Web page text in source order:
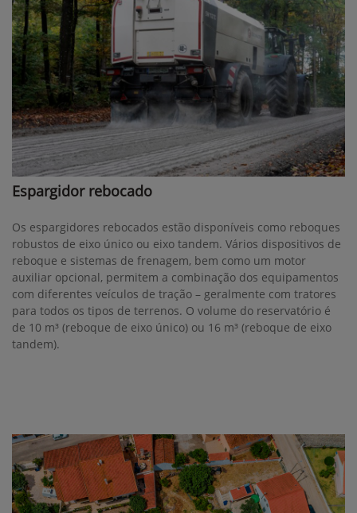
Espargidor rebocado
Os espargidores rebocados estão disponíveis como reboques
robustos de eixo único ou eixo tandem. Vários dispositivos de
reboque e sistemas de frenagem, bem como um motor
auxiliar opcional, permitem a combinação dos equipamentos
com diferentes veículos de tração – geralmente com tratores
para todos os tipos de terrenos. O volume do reservatório é
de 10 m³ (reboque de eixo único) ou 16 m³ (reboque de eixo
tandem).